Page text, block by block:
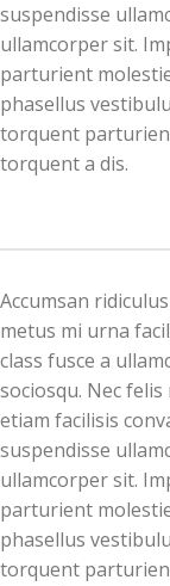
suspendisse
ullamcorper sit.
parturient
phasellus
torquent
torquent a dis.
Accumsan
metus mi urna
class fusce a
sociosqu. Nec
etiam facilisis
suspendisse
ullamcorper sit.
parturient
phasellus
torquent